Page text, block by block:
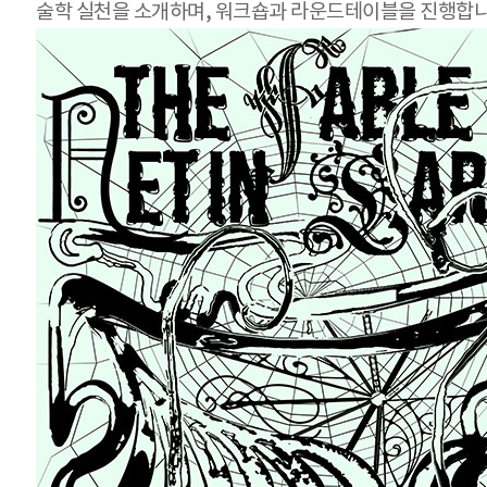
술학 실천을 소개하며, 워크숍과 라운드테이블을 진행합